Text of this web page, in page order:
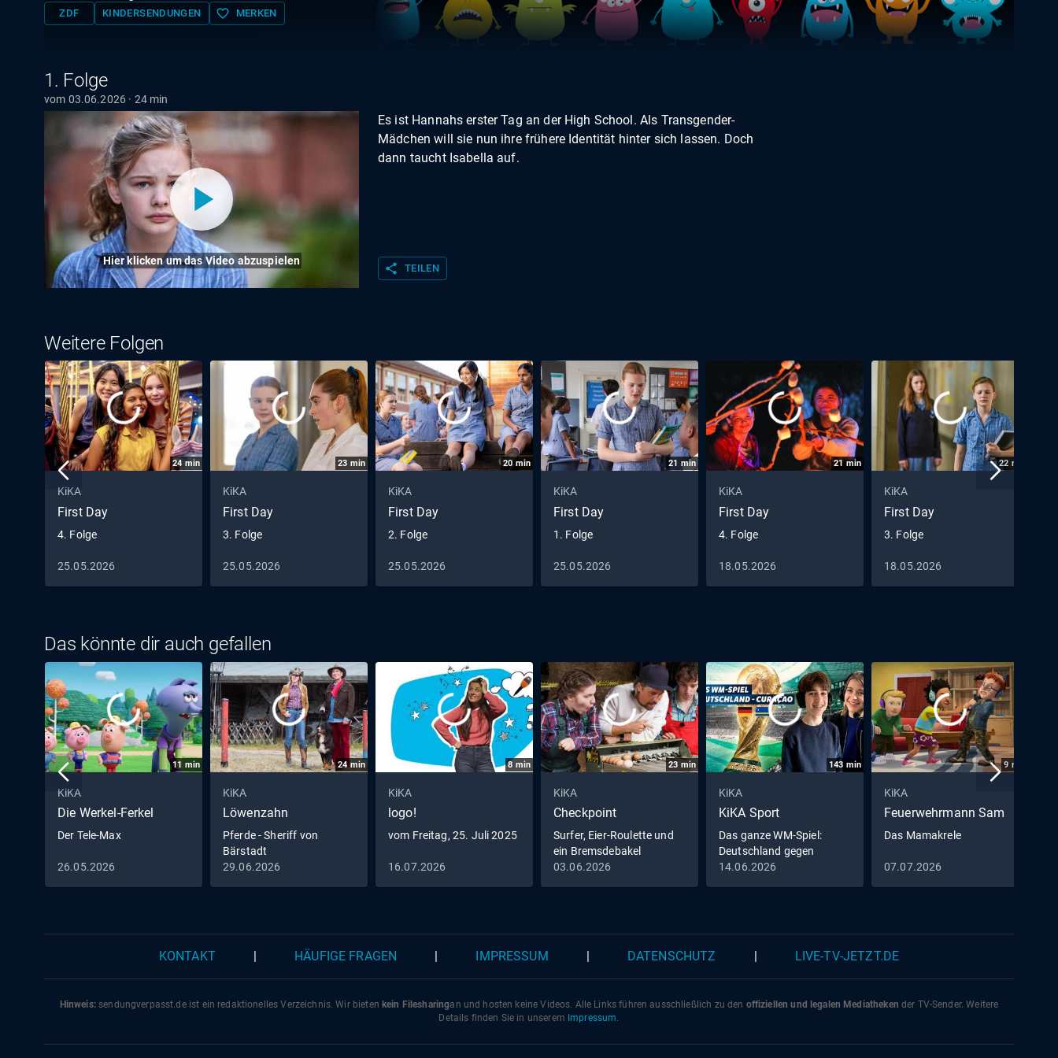
ZDF KINDERSENDUNGEN favorite_border MERKEN
1. Folge
vom 03.06.2026 · 24 min
Hier klicken um das Video abzuspielen
Es ist Hannahs erster Tag an der High School. Als Transgender-
Mädchen will sie nun ihre frühere Identität hinter sich lassen. Doch
dann taucht Isabella auf.
share TEILEN
Weitere Folgen
24 min
KiKA
First Day
4. Folge
25.05.2026
23 min
KiKA
First Day
3. Folge
25.05.2026
20min
KiKA
First Day
2. Folge
25.05.2026
21 min
KiKA
First Day
1. Folge
25.05.2026
21min
KiKA
First Day
4. Folge
18.05.2026
22 min
KiKA
First Day
3. Folge
18.05.2026
Das könnte dir auch gefallen
11 min
KiKA
Die Werkel-Ferkel
Der Tele-Max
26.05.2026
24 min
KiKA
Löwenzahn
Pferde - Sheriff von
Bärstadt
29.06.2026
8 min
KiKA
logo!
vom Freitag, 25. Juli 2025
16.07.2026
23 min
KiKA
Checkpoint
Surfer, Eier-Roulette und
ein Bremsdebakel
03.06.2026
143 min
KiKA
KiKA Sport
Das ganze WM-Spiel:
Deutschland gegen
Curaçao
14.06.2026
9 min
KiKA
Feuerwehrmann Sam
Das Mamakrele
07.07.2026
KONTAKT HÄUFIGE FRAGEN IMPRESSUM DATENSCHUTZ LIVE-TV-JETZT.DE
Hinweis:sendungverpasst.deist ein redaktionelles Verzeichnis. Wir bieten kein Filesharingan und hosten keine Videos. Alle Links führen ausschließlich zu den offiziellen und legalen Mediatheken der TV-Sender. Weitere
Details finden Sie in unserem Impressum.